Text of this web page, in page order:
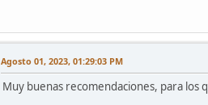
Agosto 01, 2023, 01:29:03 PM
Muy buenas recomendaciones, para los